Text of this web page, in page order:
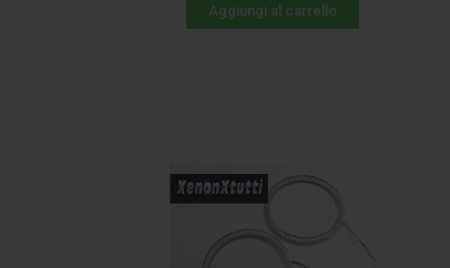
Aggiungi al carrello